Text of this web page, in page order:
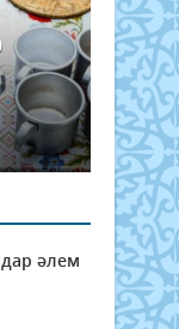
әлем